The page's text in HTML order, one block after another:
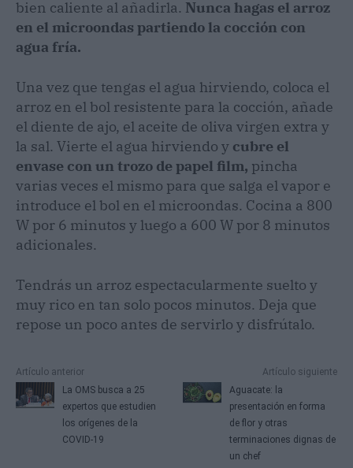
bien caliente al añadirla. Nunca hagas el arroz
en el microondas partiendo la cocción con
agua fría.
Una vez que tengas el agua hirviendo, coloca el
arroz en el bol resistente para la cocción, añade
el diente de ajo, el aceite de oliva virgen extra y
la sal. Vierte el agua hirviendo y cubre el
envase con un trozo de papel film, pincha
varias veces el mismo para que salga el vapor e
introduce el bol en el microondas. Cocina a 800
W por 6 minutos y luego a 600 W por 8 minutos
adicionales.
Tendrás un arroz espectacularmente suelto y
muy rico en tan solo pocos minutos. Deja que
repose un poco antes de servirlo y disfrútalo.
Artículo anterior
La OMS busca a 25
expertos que estudien
los orígenes de la
COVID-19
Artículo siguiente
Aguacate: la
presentación en forma
de flor y otras
terminaciones dignas de
un chef